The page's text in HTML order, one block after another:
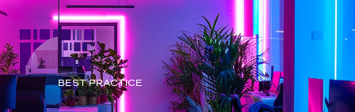
BEST PRACTICE